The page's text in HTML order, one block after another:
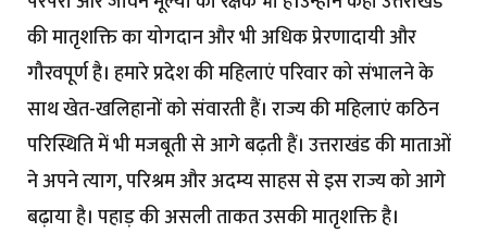
की मातृशक्ति का योगदान और भी अधिक प्रेरणादायी और
गौरवपूर्ण है। हमारे प्रदेश की महिलाएं परिवार को संभालने के
साथ खेत-खलिहानों को संवारती हैं। राज्य की महिलाएं कठिन
परिस्थिति में भी मजबूती से आगे बढ़ती हैं। उत्तराखंड की माताओं
ने अपने त्याग, परिश्रम और अदम्य साहस से इस राज्य को आगे
बढ़ाया है। पहाड़ की असली ताकत उसकी मातृशक्ति है।